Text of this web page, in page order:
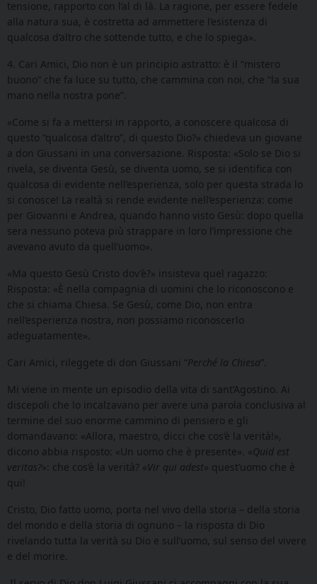
tensione, rapporto con l’al di là. La ragione, per essere fedele
alla natura sua, è costretta ad ammettere l’esistenza di
qualcosa d’altro che sottende tutto, e che lo spiega».
4. Cari Amici, Dio non è un principio astratto: è il “mistero
buono” che fa luce su tutto, che cammina con noi, che “la sua
mano nella nostra pone”.
«Come si fa a mettersi in rapporto, a conoscere qualcosa di
questo “qualcosa d’altro”, di questo Dio?» chiedeva un giovane
a don Giussani in una conversazione. Risposta: «Solo se Dio si
rivela, se diventa Gesù, se diventa uomo, se si identifica con
qualcosa di evidente nell’esperienza, solo per questa strada lo
si conosce! La realtà si rende evidente nell’esperienza: come
per Giovanni e Andrea, quando hanno visto Gesù: dopo quella
sera nessuno poteva più strappare in loro l’impressione che
avevano avuto da quell’uomo».
«Ma questo Gesù Cristo dov’è?» insisteva quel ragazzo:
Risposta: «È nella compagnia di uomini che lo riconoscono e
che si chiama Chiesa. Se Gesù, come Dio, non entra
nell’esperienza nostra, non possiamo riconoscerlo
adeguatamente».
Cari Amici, rileggete di don Giussani “Perché la Chiesa”.
Mi viene in mente un episodio della vita di sant’Agostino. Ai
discepoli che lo incalzavano per avere una parola conclusiva al
termine del suo enorme cammino di pensiero e gli
domandavano: «Allora, maestro, dicci che cos’è la verità!»,
dicono abbia risposto: «Un uomo che è presente». «Quid est
veritas?»: che cos’è la verità? «Vir qui adest» quest’uomo che è
qui!
Cristo, Dio fatto uomo, porta nel vivo della storia – della storia
del mondo e della storia di ognuno – la risposta di Dio
rivelando tutta la verità su Dio e sull’uomo, sul senso del vivere
e del morire.